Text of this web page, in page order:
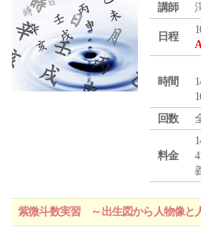
講師
日程
時間
回数
料金
紫微斗数実習 ～出生図から人物像と